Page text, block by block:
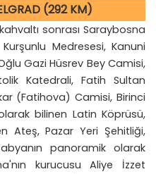
(292 KM)
sonrası Saraybosna
Medresesi, Kanuni
Gazi Hüsrev Bey Camisi,
Katedrali, Fatih Sultan
(Fatihova) Camisi, Birinci
olarak bilinen Latin Köprüsü,
Ateş, Pazar Yeri Şehitliği,
panoramik olarak
kurucusu Aliye İzzet